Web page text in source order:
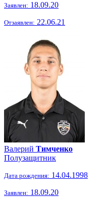
Заявлен: 18.09.20
Отзаявлен: 22.06.21
Валерий Тимченко
Полузащитник
Дата рождения: 14.04.1998
Заявлен: 18.09.20